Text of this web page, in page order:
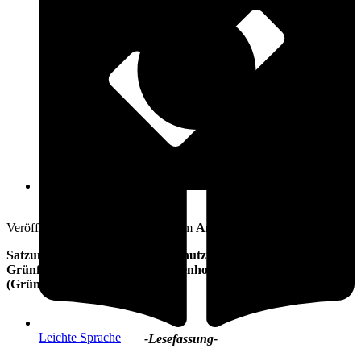
Leichte Sprache
Veröffentlicht am: 17. Juli 2012 vom Amt Warnow-West
Satzung zum Schutz und zur Benutzung der öffentlichen
Grünflächen der Gemeinde Elmenhorst/Lichtenhagen
(Grünflächensatzung)
-Lesefassung-